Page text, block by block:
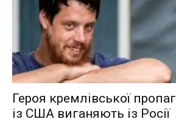
Героя кремлівської
із США виганяють із Росії